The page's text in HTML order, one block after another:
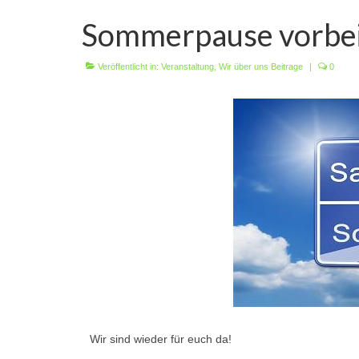
Sommerpause
Veröffentlicht in: Veranstaltung Wir über uns Beitrage | 0
Wir sind wieder für euch da!